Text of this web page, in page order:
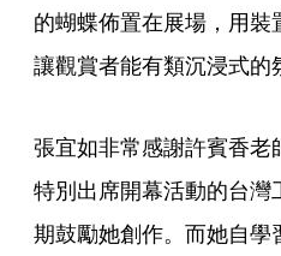
的蝴蝶佈置在展場，用
讓觀賞者能有類沉浸式的
張宜如非常感謝許賓香
特別出席開幕活動的台
期鼓勵她創作。而她自學